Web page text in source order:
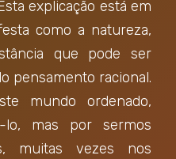
explicação está em
como a natureza,
que pode ser
pensamento racional.
mundo ordenado,
lo, mas por sermos
muitas vezes nos